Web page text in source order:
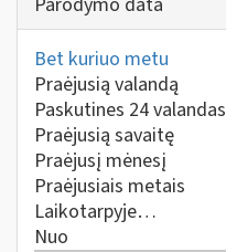
Bet kuriuo metu
Praėjusią valandą
Paskutines 24 valandas
Praėjusią savaitę
Praėjusį mėnesį
Praėjusiais metais
Laikotarpyje…
Nuo